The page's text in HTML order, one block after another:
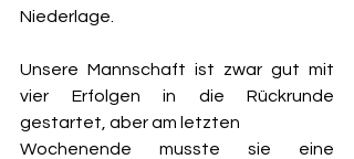
Niederlage.
Unsere Mannschaft ist zwar gut mit
vier Erfolgen in die Rückrunde
gestartet, aber am letzten
Wochenende musste sie eine